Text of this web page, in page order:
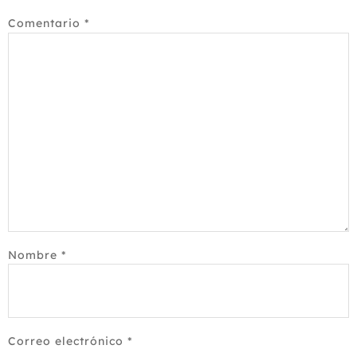
Comentario *
Nombre *
Correo electrónico *